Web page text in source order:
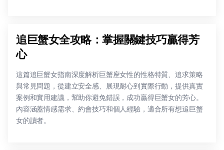
追巨蟹女全攻略：掌握關鍵技巧贏得芳
心
這篇追巨蟹女指南深度解析巨蟹座女性的性格特質、追求策略
與常見問題，從建立安全感、展現耐心到實際行動，提供真實
案例和實用建議，幫助你避免錯誤，成功贏得巨蟹女的芳心。
內容涵蓋情感需求、約會技巧和個人經驗，適合所有想追巨蟹
女的讀者。